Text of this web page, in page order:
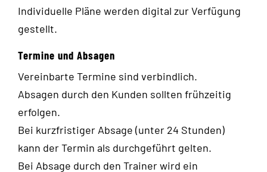
Individuelle Pläne werden digital zur Verfügung
gestellt.
Termine und Absagen
Vereinbarte Termine sind verbindlich.
Absagen durch den Kunden sollten frühzeitig
erfolgen.
Bei kurzfristiger Absage (unter 24 Stunden)
kann der Termin als durchgeführt gelten.
Bei Absage durch den Trainer wird ein